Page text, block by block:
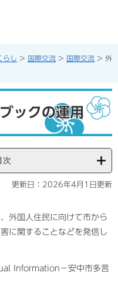
らし > 国際交流 > 国際交流 > 外
ックの運用
次
更新日：2026年4月1日更新
外国人住民に向けて市から
に関することなどを発信し
Information－安中市多言